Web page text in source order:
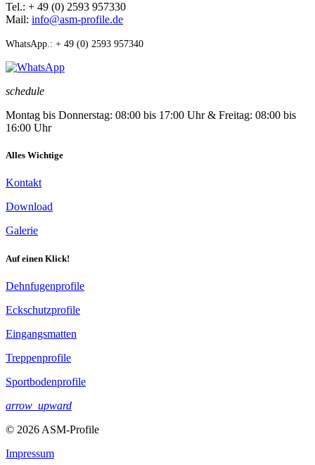
Tel.: + 49 (0) 2593 957330
Mail: info@asm-profile.de
WhatsApp.: + 49 (0) 2593 957340
schedule
Montag bis Donnerstag: 08:00 bis 17:00 Uhr & Freitag: 08:00 bis
16:00 Uhr
Alles Wichtige
Kontakt
Download
Galerie
Auf einen Klick!
Dehnfugenprofile
Eckschutzprofile
Eingangsmatten
Treppenprofile
Sportbodenprofile
arrow_upward
© 2026 ASM-Profile
Impressum